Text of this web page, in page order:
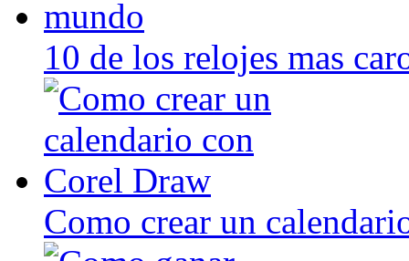
10 de los relojes mas
Como crear un